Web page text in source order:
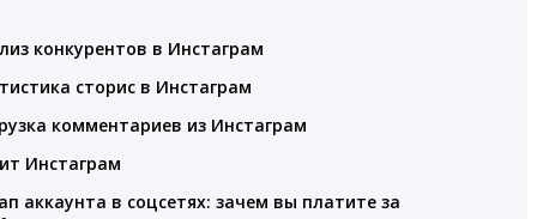
конкурентов в Инстаграм
сторис в Инстаграм
комментариев из Инстаграм
Инстаграм
аккаунта в соцсетях: зачем вы платите за